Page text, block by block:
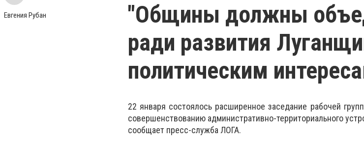
Евгения Рубан
"Общины должны
ради развития
политическим
22 января состоялось расширенное заседание рабочей
совершенствованию административно-территориального
сообщает пресс-служба ЛОГА.